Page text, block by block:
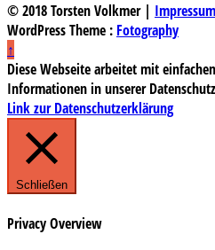
© 2018 Torsten Volkmer | Impressum
WordPress Theme : Fotography
↑
Diese Webseite arbeitet mit
Informationen in unserer
Link zur Datenschutzerklärung
Schließen
Privacy Overview